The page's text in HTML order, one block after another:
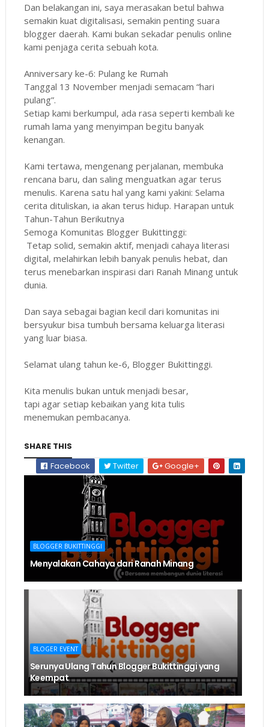
Dan belakangan ini, saya merasakan betul bahwa
semakin kuat digitalisasi, semakin penting suara
blogger daerah. Kami bukan sekadar penulis online
kami penjaga cerita sebuah kota.
Anniversary ke-6: Pulang ke Rumah
Tanggal 13 November menjadi semacam “hari
pulang”.
Setiap kami berkumpul, ada rasa seperti kembali ke
rumah lama yang menyimpan begitu banyak
kenangan.
Kami tertawa, mengenang perjalanan, membuka
rencana baru, dan saling menguatkan agar terus
menulis. Karena satu hal yang kami yakini: Selama
cerita dituliskan, ia akan terus hidup. Harapan untuk
Tahun-Tahun Berikutnya
Semoga Komunitas Blogger Bukittinggi:
Tetap solid, semakin aktif, menjadi cahaya literasi
digital, melahirkan lebih banyak penulis hebat, dan
terus menebarkan inspirasi dari Ranah Minang untuk
dunia.
Dan saya sebagai bagian kecil dari komunitas ini
bersyukur bisa tumbuh bersama keluarga literasi
yang luar biasa.
Selamat ulang tahun ke-6, Blogger Bukittinggi.
Kita menulis bukan untuk menjadi besar,
tapi agar setiap kebaikan yang kita tulis
menemukan pembacanya.
SHARE THIS
Facebook
Twitter Google+
BLOGGER BUKITTINGGI
Menyalakan Cahaya dari Ranah Minang
BLOGER EVENT
Serunya Ulang Tahun Blogger Bukittinggi yang
Keempat